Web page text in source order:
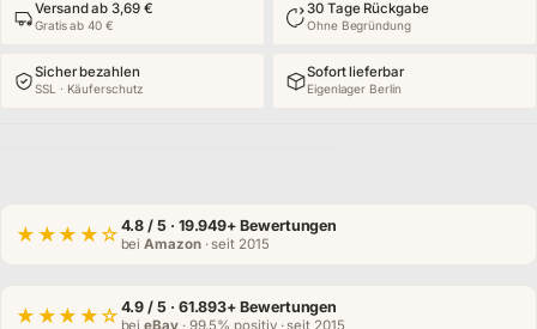
Versand ab 3,69 €
Gratis ab 40 €
30 Tage Rückgabe
Ohne Begründung
Sicher bezahlen
SSL · Käuferschutz
Sofort lieferbar
Eigenlager Berlin
★★★★☆ 4.8 / 5 · 19.949+ Bewertungen
beiAmazon· seit 2015
★★★★☆ 4.9 / 5 · 61.893+ Bewertungen
beieBay· 99,5% positiv · seit 2015